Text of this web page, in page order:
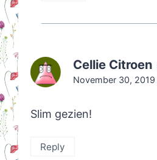
Cellie Citroen
November 30,
Slim gezien!
Reply